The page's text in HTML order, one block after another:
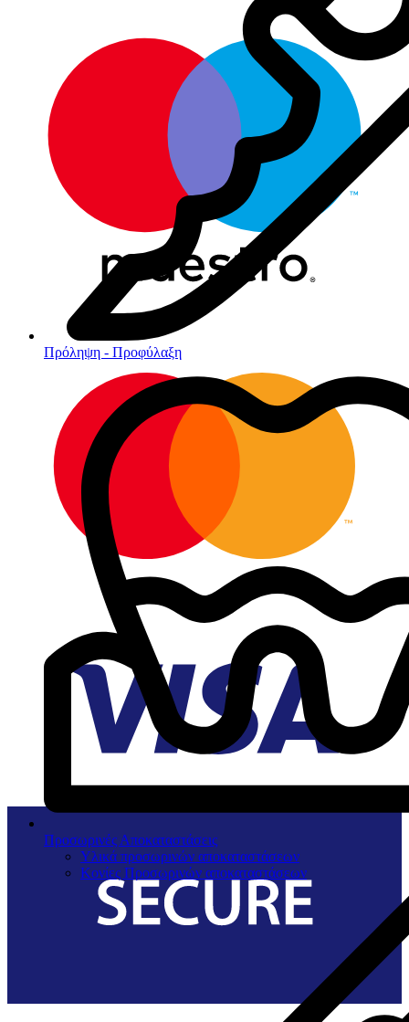
Πρόληψη - Προφύλαξη
Προσωρινές Αποκαταστάσεις
Υλικά προσωρινών αποκαταστάσεων
Κονίες Προσωρινών αποκαταστάσεων